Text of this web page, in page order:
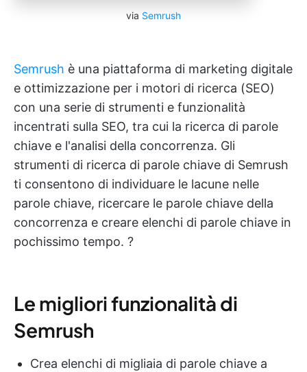
via Semrush
Semrush è una piattaforma di marketing digitale
e ottimizzazione per i motori di ricerca (SEO)
con una serie di strumenti e funzionalità
incentrati sulla SEO, tra cui la ricerca di parole
chiave e l'analisi della concorrenza. Gli
strumenti di ricerca di parole chiave di Semrush
ti consentono di individuare le lacune nelle
parole chiave, ricercare le parole chiave della
concorrenza e creare elenchi di parole chiave in
pochissimo tempo. ?
Le migliori funzionalità di
Semrush
Crea elenchi di migliaia di parole chiave a